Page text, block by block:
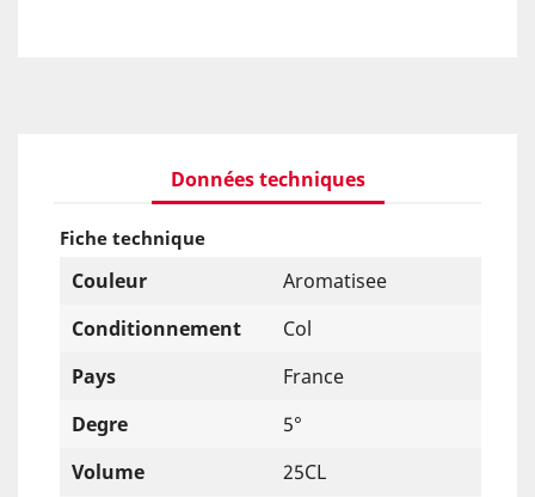
Données techniques
Fiche technique
Couleur
Aromatisee
Conditionnement
Col
Pays
France
Degre
5°
Volume
25CL